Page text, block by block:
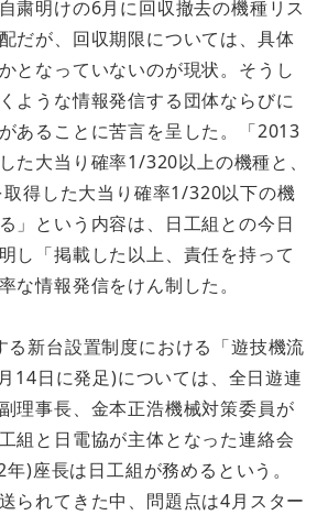
粛明けの6月に回収撤去の機種リス
だが、回収期限については、具体
となっていないのが現状。そうし
ような情報発信する団体ならびに
あることに苦言を呈した。「2013
た大当り確率1/320以上の機種と、
得した大当り確率1/320以下の機
」という内容は、日工組との今日
し「掲載した以上、責任を持って
な情報発信をけん制した。
る新台設置制度における「遊技機流
14日に発足)については、全日遊連
理事長、金本正浩機械対策委員が
組と日電協が主体となった連絡会
)座長は日工組が務めるという。
られてきた中、問題点は4月スター